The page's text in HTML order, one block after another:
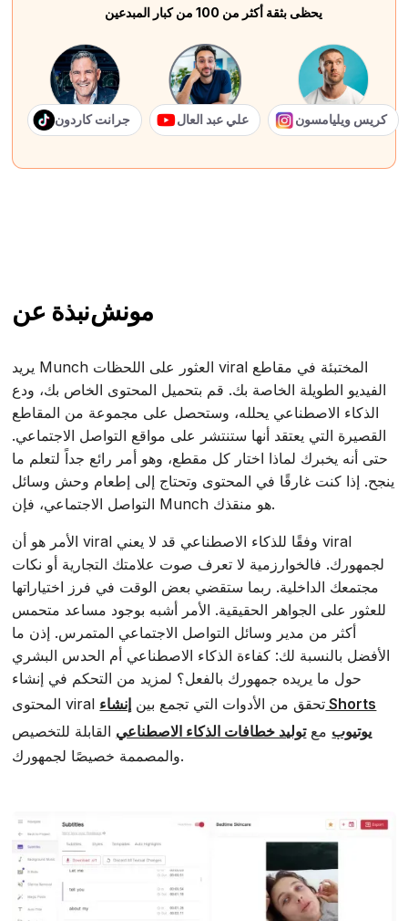
يحظى بثقة أكثر من 100 من كبار المبدعين
جرانت كاردون علي عبد العال كريس ويليامسون
نبذة عنمونش
يريد Munch العثور على اللحظات viral المختبئة في مقاطع
الفيديو الطويلة الخاصة بك. قم بتحميل المحتوى الخاص بك، ودع
الذكاء الاصطناعي يحلله، وستحصل على مجموعة من المقاطع
القصيرة التي يعتقد أنها ستنتشر على مواقع التواصل الاجتماعي.
حتى أنه يخبرك لماذا اختار كل مقطع، وهو أمر رائع جداً لتعلم ما
ينجح. إذا كنت غارقًا في المحتوى وتحتاج إلى إطعام وحش وسائل
التواصل الاجتماعي، فإن Munch هو منقذك.
الأمر هو أن viral وفقًا للذكاء الاصطناعي قد لا يعني viral
لجمهورك. فالخوارزمية لا تعرف صوت علامتك التجارية أو نكات
مجتمعك الداخلية. ربما ستقضي بعض الوقت في فرز اختياراتها
للعثور على الجواهر الحقيقية. الأمر أشبه بوجود مساعد متحمس
أكثر من مدير وسائل التواصل الاجتماعي المتمرس. إذن ما
الأفضل بالنسبة لك: كفاءة الذكاء الاصطناعي أم الحدس البشري
حول ما يريده جمهورك بالفعل؟ لمزيد من التحكم في إنشاء
المحتوى viral تحقق من الأدوات التي تجمع بين إنشاء Shorts
يوتيوب معتوليد خطافات الذكاء الاصطناعي القابلة للتخصيص
والمصممة خصيصًا لجمهورك.